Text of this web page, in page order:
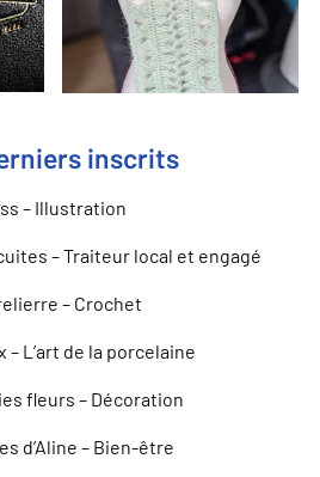
inscrits
– Illustration
– Traiteur local et engagé
– Crochet
– L’art de la porcelaine
fleurs – Décoration
d’Aline – Bien-être